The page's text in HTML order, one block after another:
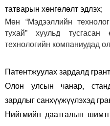
татварын хөнгөлөлт эдлэх;
Мөн “Мэдээллийн
тухай” хуульд тусгасан
технологийн компаниудад
Патентжуулах зардалд
Олон улсын чанар,
зардлыг санхүүжүүлэхэд
Нийгмийн даатгалын